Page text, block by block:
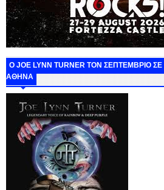
O JOE LYNN TURNER ΤΟΝ ΣΕΠΤΕΜΒΡΙΟ
ΑΘΗΝΑ